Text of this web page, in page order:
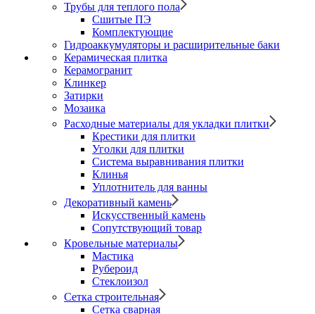
Трубы для теплого пола
Сшитые ПЭ
Комплектующие
Гидроаккумуляторы и расширительные баки
Керамическая плитка
Керамогранит
Клинкер
Затирки
Мозаика
Расходные материалы для укладки плитки
Крестики для плитки
Уголки для плитки
Система выравнивания плитки
Клинья
Уплотнитель для ванны
Декоративный камень
Искусственный камень
Сопутствующий товар
Кровельные материалы
Мастика
Рубероид
Стеклоизол
Сетка строительная
Сетка сварная